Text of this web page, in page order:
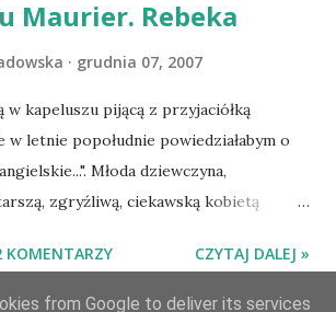
Maurier. Rebeka
grudnia 07, 2007
w kapeluszu pijącą z przyjaciółką
w letnie popołudnie powiedziałabym o
Młoda dziewczyna,
zgryźliwą, ciekawską kobietą
uroczej posiadłości Manderley,
niespełna rokiem. Gdy starsza pani
KOMENTARZY CZYTAJ DALEJ »
from Google to deliver its services